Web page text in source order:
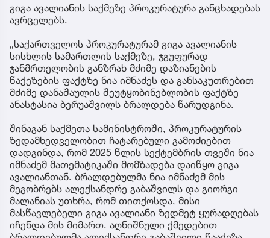
გიგა ავალიანის საქმეზე პროკურატურა განცხადებას
ავრცელებს.
„საქართველოს პროკურატურამ გიგა ავალიანის
სისხლის სამართლის საქმეზე, ჯგუფურად
ჯანმრთელობის განზრახ მძიმე დაზიანების
წაქეზების ფაქტზე ნია იმნაძეს და განსაკუთრებით
მძიმე დანაშაულის შეუტყობინებლობის ფაქტზე
ანასტასია ბერუაშვილს ბრალდება წარუდგინა.
შინაგან საქმეთა სამინისტროში, პროკურატურის
ზედამხედველობით ჩატარებული გამოძიებით
დადგინდა, რომ 2025 წლის სექტემბრის თვეში ნია
იმნაძემ მათემატიკაში მომზადება დაიწყო გიგა
ავალიანთან. ბრალდებულმა ნია იმნაძემ მის
მეგობრებს ალექსანდრე გაბაშვილს და გიორგი
მალანიას უთხრა, რომ თითქოსდა, მისი
მასწავლებელი გიგა ავალიანი ზედმეტ ყურადღებას
იჩენდა მის მიმართ. აღნიშნული ქმედებით